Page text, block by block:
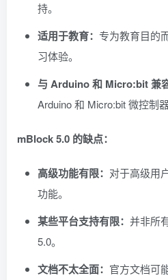
持。
适用于教育： 专为教育目的
习体验。
与 Arduino 和 Micro:bit 兼容
Arduino 和 Micro:bit 微控制器
mBlock 5.0 的缺点：
高级功能有限： 对于高级用
功能。
某些平台支持有限： 并非所
5.0。
文档不太全面： 官方文档可